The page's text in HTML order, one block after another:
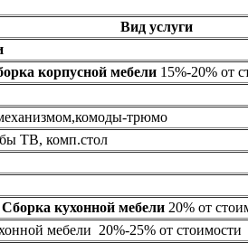
Вид услуги
корпусной мебели15%-20% от
трюмо
ТВ, комп.стол
Сборка кухонной мебели20% от
мебели 20%-25% от стоимости